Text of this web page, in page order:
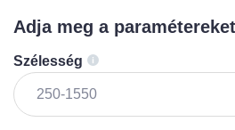
Adja meg a paramétereket
Szélesség